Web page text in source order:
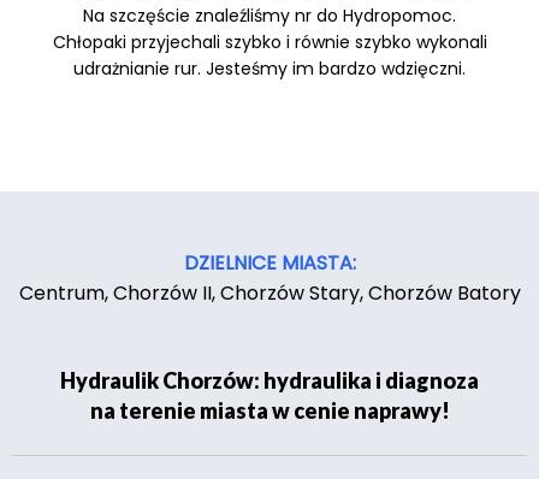
Na szczęście znaleźliśmy nr do Hydropomoc.
Chłopaki przyjechali szybko i równie szybko wykonali
udrażnianie rur. Jesteśmy im bardzo wdzięczni.
DZIELNICE MIASTA:
Centrum, Chorzów II, Chorzów Stary, Chorzów Batory
Hydraulik Chorzów: hydraulika i diagnoza
na terenie miasta w cenie naprawy!